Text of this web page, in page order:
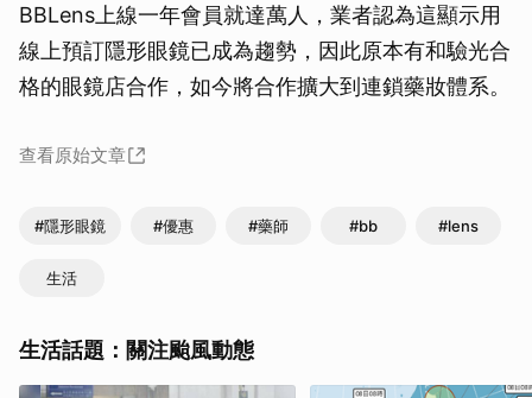
BBLens上線一年會員就達萬人，業者認為這顯示用
線上預訂隱形眼鏡已成為趨勢，因此原本有和驗光合
格的眼鏡店合作，如今將合作擴大到連鎖藥妝體系。
查看原始文章
#隱形眼鏡 #優惠 #藥師 #bb #lens
生活
生活話題：關注颱風動態